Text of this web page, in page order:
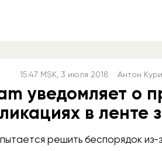
15:47 MSK , 3 июля 2018 Антон
уведомляет о
в ленте
решить беспорядок